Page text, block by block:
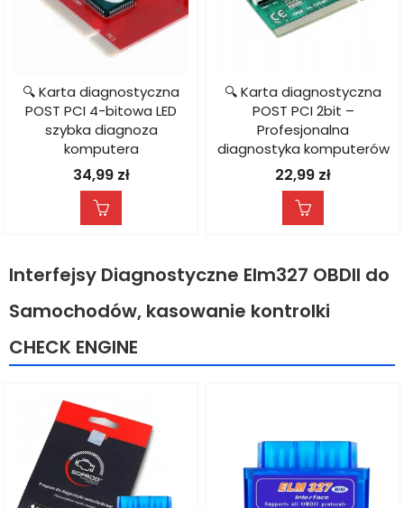
🔍 Karta diagnostyczna
POST PCI 4-bitowa LED
szybka diagnoza
komputera
34,99 zł
🔍 Karta diagnostyczna
POST PCI 2bit –
Profesjonalna
diagnostyka komputerów
22,99 zł
Interfejsy Diagnostyczne Elm327 OBDII do
Samochodów, kasowanie kontrolki
CHECK ENGINE